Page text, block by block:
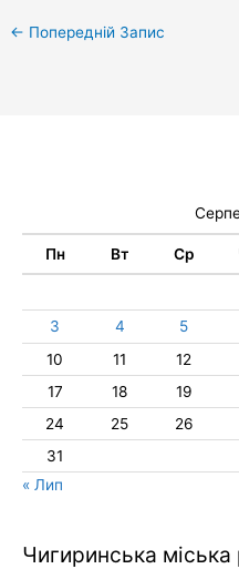
← Попередній Запис
Пн Вт Ср
3
4 5
10
11 12
17
18 19
24
25 26
31
« Лип
Чигиринська міська